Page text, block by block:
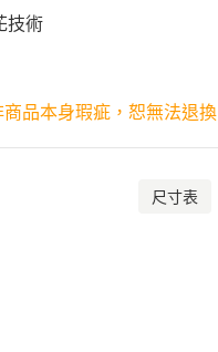
技術
品本身瑕疵，恕無法退換
尺寸表